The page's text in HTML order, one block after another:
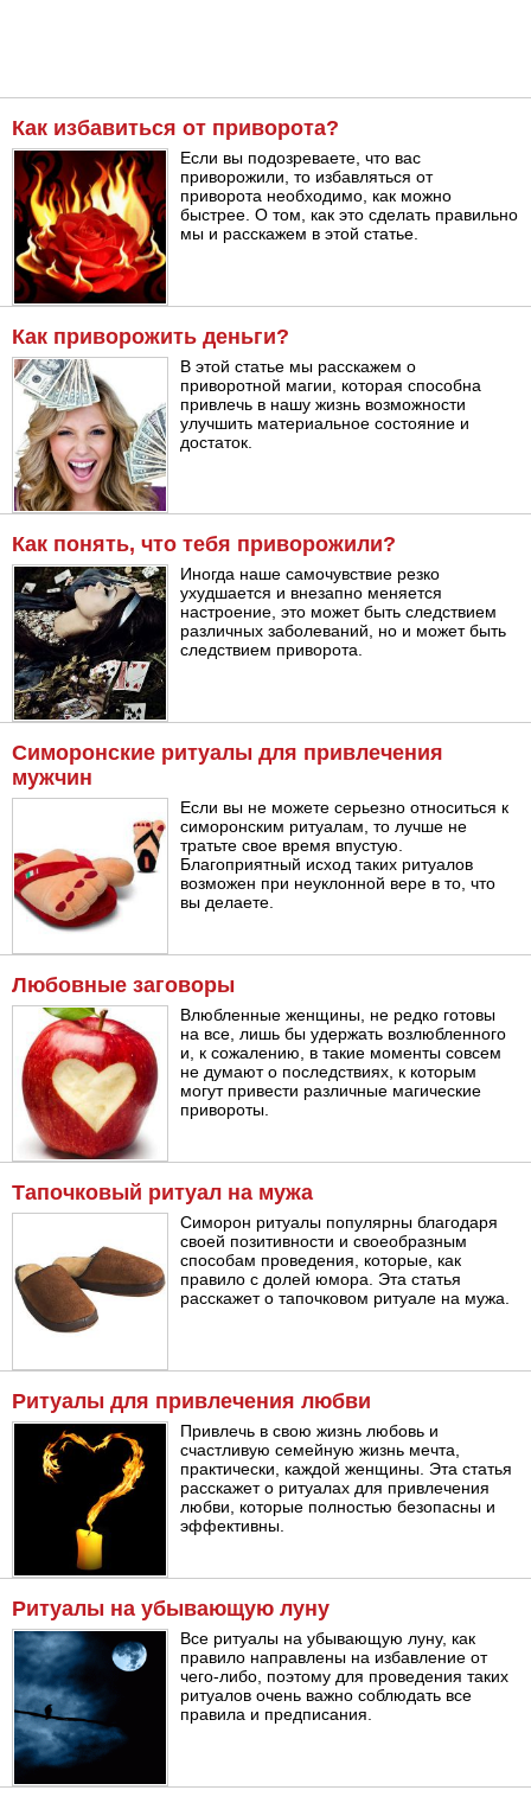
Как избавиться от приворота?
Если вы подозреваете, что вас
приворожили, то избавляться от
приворота необходимо, как можно
быстрее. О том, как это сделать правильно
мы и расскажем в этой статье.
Как приворожить деньги?
В этой статье мы расскажем о
приворотной магии, которая способна
привлечь в нашу жизнь возможности
улучшить материальное состояние и
достаток.
Как понять, что тебя приворожили?
Иногда наше самочувствие резко
ухудшается и внезапно меняется
настроение, это может быть следствием
различных заболеваний, но и может быть
следствием приворота.
Симоронские ритуалы для привлечения
мужчин
Если вы не можете серьезно относиться к
симоронским ритуалам, то лучше не
тратьте свое время впустую.
Благоприятный исход таких ритуалов
возможен при неуклонной вере в то, что
вы делаете.
Любовные заговоры
Влюбленные женщины, не редко готовы
на все, лишь бы удержать возлюбленного
и, к сожалению, в такие моменты совсем
не думают о последствиях, к которым
могут привести различные магические
привороты.
Тапочковый ритуал на мужа
Симорон ритуалы популярны благодаря
своей позитивности и своеобразным
способам проведения, которые, как
правило с долей юмора. Эта статья
расскажет о тапочковом ритуале на мужа.
Ритуалы для привлечения любви
Привлечь в свою жизнь любовь и
счастливую семейную жизнь мечта,
практически, каждой женщины. Эта статья
расскажет о ритуалах для привлечения
любви, которые полностью безопасны и
эффективны.
Ритуалы на убывающую луну
Все ритуалы на убывающую луну, как
правило направлены на избавление от
чего-либо, поэтому для проведения таких
ритуалов очень важно соблюдать все
правила и предписания.